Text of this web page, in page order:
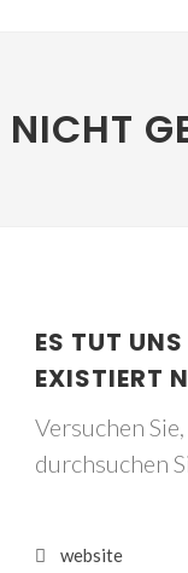
NICHT
ES TUT
EXISTIERT
Versuchen
durchsuchen
website